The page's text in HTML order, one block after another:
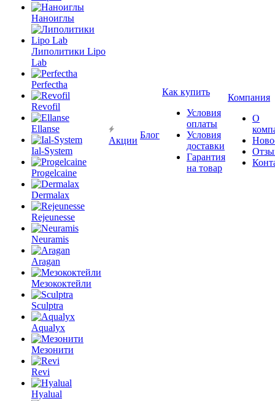
Наноиглы
Липолитики Lipo
Lab
Perfectha
Revofil
Ellanse
Ial-System
Progelcaine
Dermalax
Rejeunesse
Neuramis
Aragan
Мезококтейли
Sculptra
Aqualyx
Мезонити
Revi
Hyalual
Акции
Блог
Как купить
Условия
оплаты
Условия
доставки
Гарантия
на товар
Компания
О